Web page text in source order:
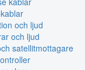
och ljud
och ljud
satellitmottagare